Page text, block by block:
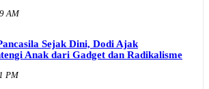
AM
Sejak Dini, Dodi Ajak
Anak dari Gadget dan Radikalisme
PM